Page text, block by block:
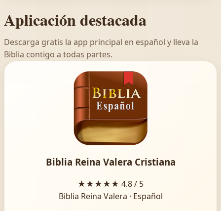
Aplicación destacada
Descarga gratis la app principal en español y lleva la
Biblia contigo a todas partes.
Biblia Reina Valera Cristiana
★★★★★ 4.8 / 5
Biblia Reina Valera · Español